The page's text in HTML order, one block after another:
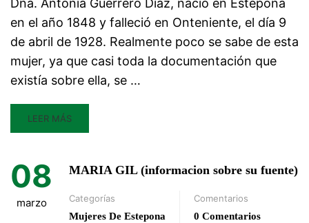
Dña. Antonia Guerrero Díaz, nació en Estepona
en el año 1848 y falleció en Onteniente, el día 9
de abril de 1928. Realmente poco se sabe de esta
mujer, ya que casi toda la documentación que
existía sobre ella, se …
LEER MÁS
08
marzo
MARIA GIL (informacion sobre su fuente)
Categorías
Mujeres De Estepona
Comentarios
0 Comentarios